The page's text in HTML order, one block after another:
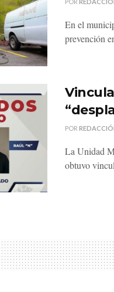
En el
prevención
POR
La Unidad
obtuvo